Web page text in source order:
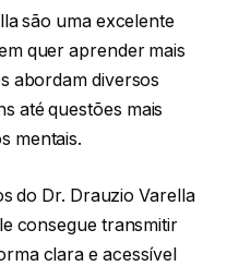
são uma excelente
quer aprender mais
abordam diversos
até questões mais
mentais.
do Dr. Drauzio Varella
consegue transmitir
clara e acessível